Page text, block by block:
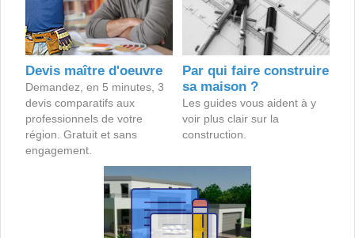
Devis maître d'oeuvre
Demandez, en 5 minutes, 3
devis comparatifs aux
professionnels de votre
région. Gratuit et sans
engagement.
Par qui faire construire
sa maison ?
Les guides vous aident à y
voir plus clair sur la
construction.